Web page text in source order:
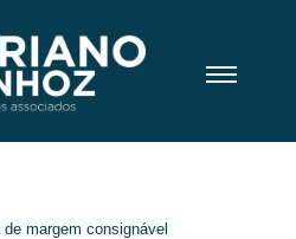
de margem consignável